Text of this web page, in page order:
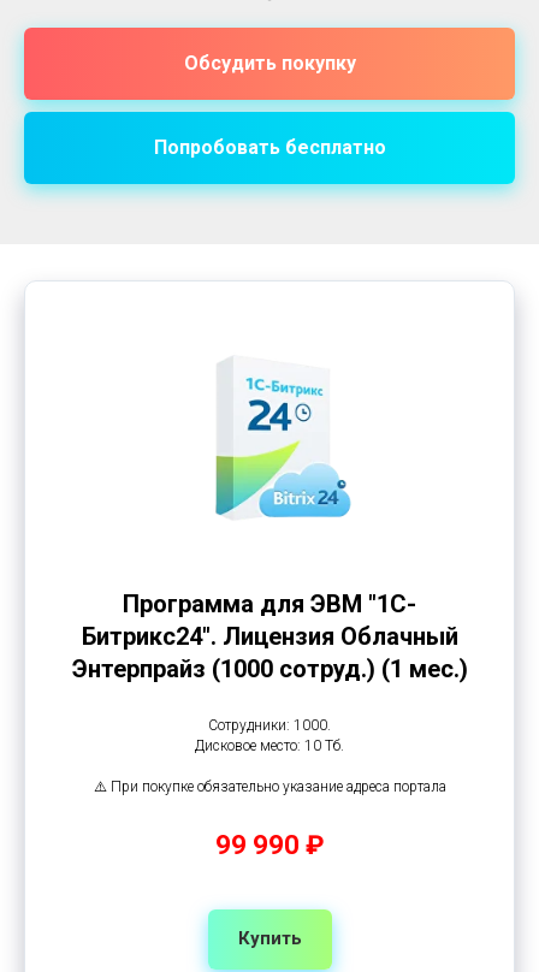
Обсудить покупку
Попробовать бесплатно
Программа для ЭВМ "1С-
Битрикс24". Лицензия Облачный
Энтерпрайз (1000 сотруд.) (1 мес.)
Сотрудники: 1000.
Дисковое место: 10 Тб.
⚠️ При покупке обязательно указание адреса портала
99 990 ₽
Купить